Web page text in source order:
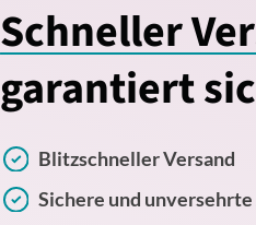
Schneller
garantiert
Blitzschneller Versand
Sichere und